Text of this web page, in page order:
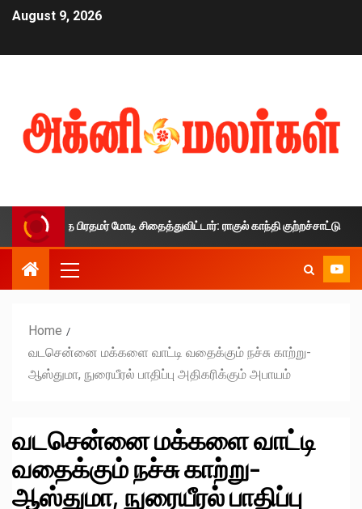
August 9, 2026
பிரதமர் மோடி சிதைத்துவிட்டார்: ராகுல் காந்தி குற்றச்சாட்டு
Home
வடசென்னை மக்களை வாட்டி வதைக்கும் நச்சு காற்று-
ஆஸ்துமா, நுரையீரல் பாதிப்பு அதிகரிக்கும் அபாயம்
வடசென்னை மக்களை வாட்டி
வதைக்கும் நச்சு காற்று-
ஆஸ்துமா, நுரையீரல் பாதிப்பு